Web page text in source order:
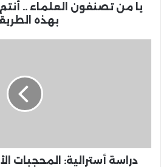
يا من تصنفون العلماء ..
بهذه
دراسة أسترالية: المحجبات